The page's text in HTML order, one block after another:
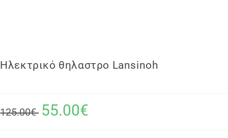
Ηλεκτρικό θηλαστρο Lansinoh
125.00€ 55.00€